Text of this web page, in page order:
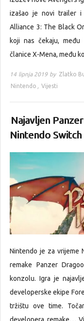
izašao je novi trailer i
Alliance 3: The Black
koji nas čekaju, među
članice X-Mena, među
14 lipnja 2019 by Zlatko
Nintendo , Vijesti
Najavljen
Nintendo Switch
Nintendo je za vrijeme
remake Panzer
konzolu. Igra je
developerske ekipe
tržištu ove time.